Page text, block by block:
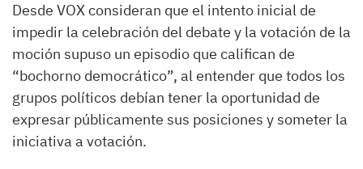
Desde VOX consideran que el intento inicial de
impedir la celebración del debate y la votación de la
moción supuso un episodio que califican de
“bochorno democrático”, al entender que todos los
grupos políticos debían tener la oportunidad de
expresar públicamente sus posiciones y someter la
iniciativa a votación.